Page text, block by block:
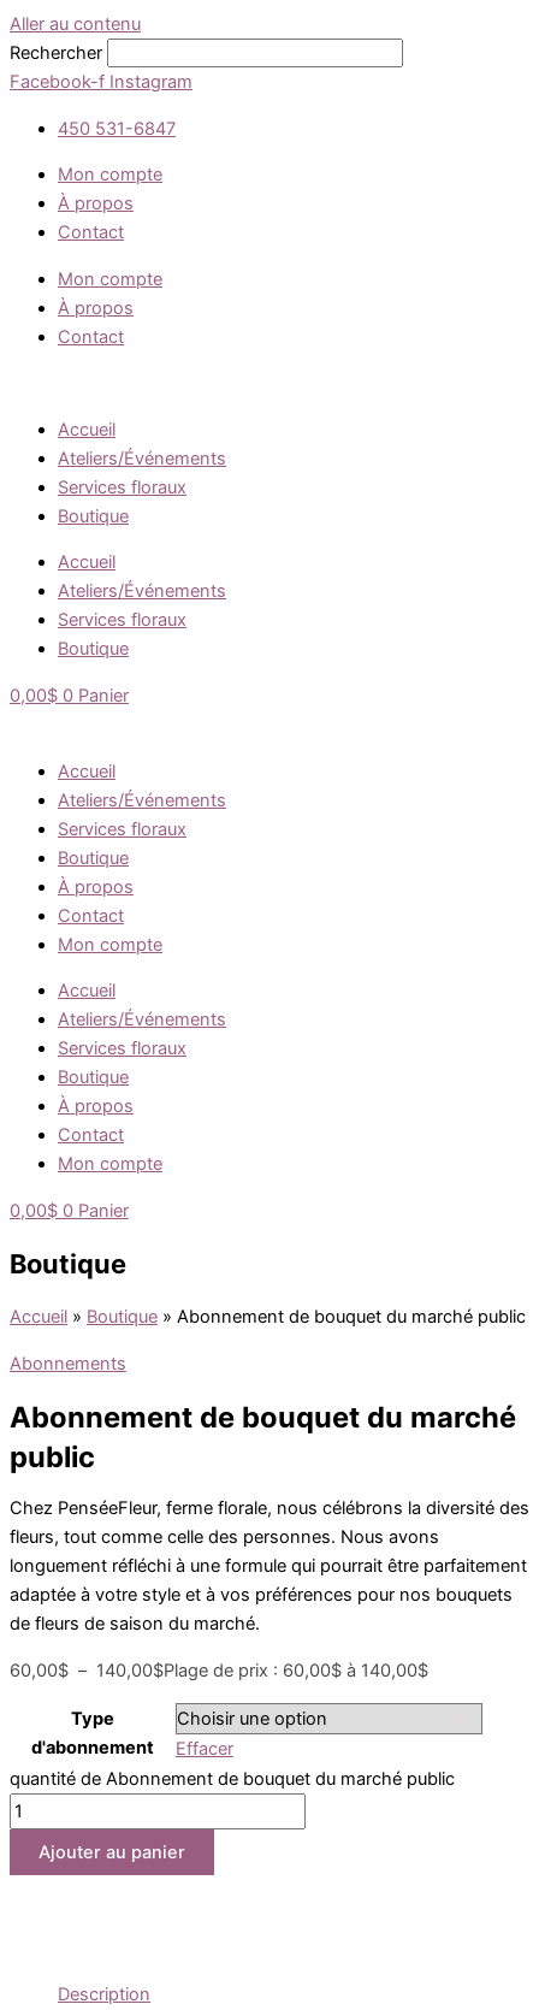
Aller au contenu
Rechercher
Facebook-f Instagram
450 531-6847
Mon compte
À propos
Contact
Mon compte
À propos
Contact
Accueil
Ateliers/Événements
Services floraux
Boutique
Accueil
Ateliers/Événements
Services floraux
Boutique
0,00$ 0 Panier
Accueil
Ateliers/Événements
Services floraux
Boutique
À propos
Contact
Mon compte
Accueil
Ateliers/Événements
Services floraux
Boutique
À propos
Contact
Mon compte
0,00$ 0 Panier
Boutique
Accueil » Boutique » Abonnement de bouquet du marché public
Abonnements
Abonnement de bouquet du marché
public
Chez PenséeFleur, ferme florale, nous célébrons la diversité des
fleurs, tout comme celle des personnes. Nous avons
longuement réfléchi à une formule qui pourrait être parfaitement
adaptée à votre style et à vos préférences pour nos bouquets
de fleurs de saison du marché.
60,00$ – 140,00$Plage de prix : 60,00$ à 140,00$
Type
d'abonnement
Effacer
quantité de Abonnement de bouquet du marché public
Ajouter au panier
Description